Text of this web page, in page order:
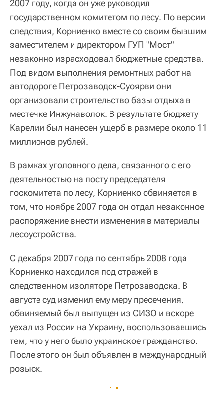
2007 году, когда он уже руководил
государственном комитетом по лесу. По версии
следствия, Корниенко вместе со своим бывшим
заместителем и директором ГУП "Мост"
незаконно израсходовал бюджетные средства.
Под видом выполнения ремонтных работ на
автодороге Петрозаводск-Суоярви они
организовали строительство базы отдыха в
местечке Инжунаволок. В результате бюджету
Карелии был нанесен ущерб в размере около 11
миллионов рублей.
В рамках уголовного дела, связанного с его
деятельностью на посту председателя
госкомитета по лесу, Корниенко обвиняется в
том, что ноябре 2007 года он отдал незаконное
распоряжение внести изменения в материалы
лесоустройства.
С декабря 2007 года по сентябрь 2008 года
Корниенко находился под стражей в
следственном изоляторе Петрозаводска. В
августе суд изменил ему меру пресечения,
обвиняемый был выпущен из СИЗО и вскоре
уехал из России на Украину, воспользовавшись
тем, что у него было украинское гражданство.
После этого он был объявлен в международный
розыск.